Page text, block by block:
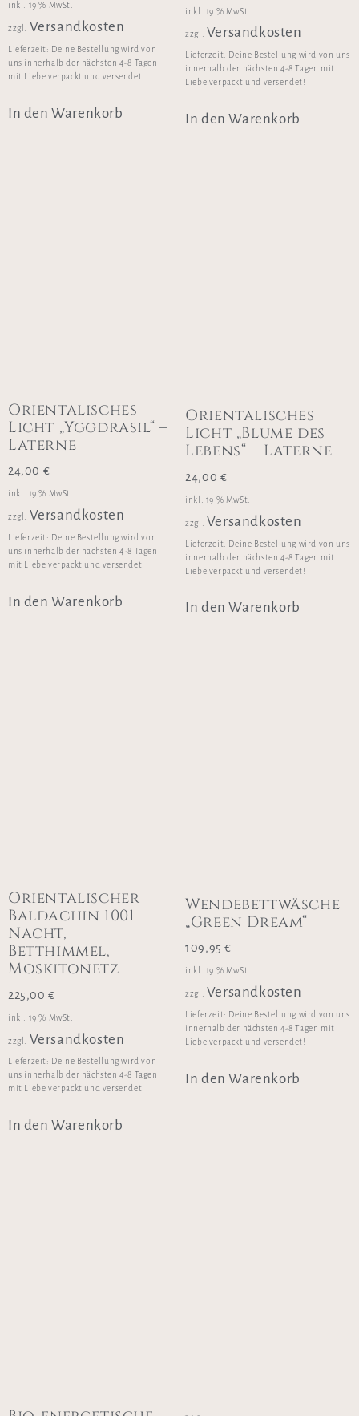
inkl. 19 % MwSt.
zzgl. Versandkosten
Lieferzeit: Deine Bestellung wird von
uns innerhalb der nächsten 4-8 Tagen
mit Liebe verpackt und versendet!
In den Warenkorb
inkl. 19 % MwSt.
zzgl. Versandkosten
Lieferzeit: Deine Bestellung wird von uns
innerhalb der nächsten 4-8 Tagen mit
Liebe verpackt und versendet!
In den Warenkorb
Orientalisches
Licht „Yggdrasil“ –
Laterne
24,00 €
inkl. 19 % MwSt.
zzgl. Versandkosten
Lieferzeit: Deine Bestellung wird von
uns innerhalb der nächsten 4-8 Tagen
mit Liebe verpackt und versendet!
In den Warenkorb
Orientalisches
Licht „Blume des
Lebens“ – Laterne
24,00 €
inkl. 19 % MwSt.
zzgl. Versandkosten
Lieferzeit: Deine Bestellung wird von uns
innerhalb der nächsten 4-8 Tagen mit
Liebe verpackt und versendet!
In den Warenkorb
Orientalischer
Baldachin 1001
Nacht,
Betthimmel,
Moskitonetz
225,00€
inkl. 19 % MwSt.
zzgl. Versandkosten
Lieferzeit: Deine Bestellung wird von
uns innerhalb der nächsten 4-8 Tagen
mit Liebe verpackt und versendet!
In den Warenkorb
Wendebettwäsche
„Green Dream“
109,95€
inkl. 19 % MwSt.
zzgl. Versandkosten
Lieferzeit: Deine Bestellung wird von uns
innerhalb der nächsten 4-8 Tagen mit
Liebe verpackt und versendet!
In den Warenkorb